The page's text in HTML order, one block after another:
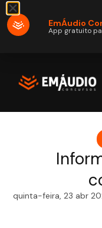
quinta-feira, 23 abr
EmÁudio
App gratuito